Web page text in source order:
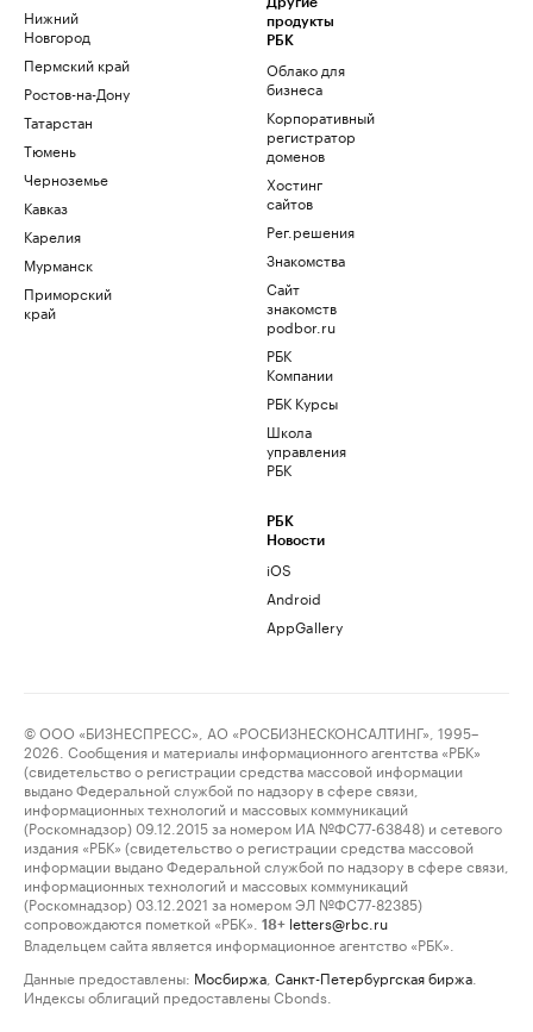
Нижний
Новгород
Пермский край
Ростов-на-Дону
Татарстан
Тюмень
Черноземье
Кавказ
Карелия
Мурманск
Приморский
край
продукты
РБК
Облако для
бизнеса
Корпоративный
регистратор
доменов
Хостинг
сайтов
Рег.решения
Знакомства
Сайт
знакомств
podbor.ru
РБК
Компании
РБК Курсы
Школа
управления
РБК
РБК
Новости
iOS
Android
AppGallery
© ООО «БИЗНЕСПРЕСС», АО «РОСБИЗНЕСКОНСАЛТИНГ», 1995–
2026. Сообщения и материалы информационного агентства «РБК»
(свидетельство о регистрации средства массовой информации
выдано Федеральной службой по надзору в сфере связи,
информационных технологий и массовых коммуникаций
(Роскомнадзор) 09.12.2015 за номером ИА №ФС77-63848) и сетевого
издания «РБК» (свидетельство о регистрации средства массовой
информации выдано Федеральной службой по надзору в сфере связи,
информационных технологий и массовых коммуникаций
(Роскомнадзор) 03.12.2021 за номером ЭЛ №ФС77-82385)
сопровождаются пометкой «РБК».
18+ letters@rbc.ru
Владельцем сайта является информационное агентство «РБК».
Данные предоставлены: Мосбиржа Санкт-Петербургская биржа
Индексы облигаций предоставлены Cbonds.